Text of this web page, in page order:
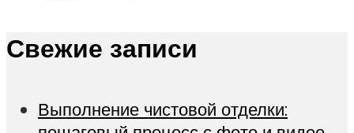
Свежие записи
Выполнение чистовой отделки: